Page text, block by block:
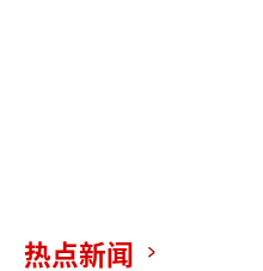
热点新闻